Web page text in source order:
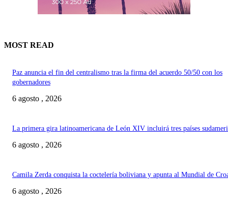
MOST READ
Paz anuncia el fin del centralismo tras la firma del acuerdo 50/50 con los
gobernadores
6 agosto , 2026
La primera gira latinoamericana de León XIV incluirá tres países
6 agosto , 2026
Camila Zerda conquista la coctelería boliviana y apunta al Mundial de
6 agosto , 2026